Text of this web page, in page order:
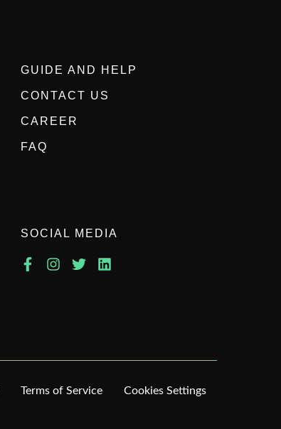
GUIDE AND HELP
CONTACT US
CAREER
FAQ
SOCIAL MEDIA
Terms of Service Cookies Settings